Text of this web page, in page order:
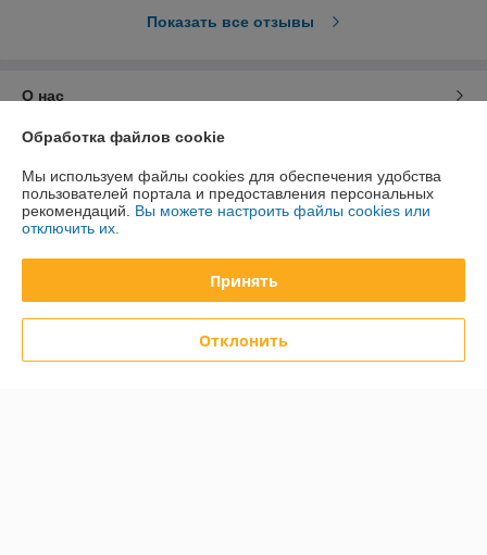
Показать все отзывы
О нас
Контакты
Доставка и оплата
Полная версия сайта
Политика обработки cookies
Обработка файлов cookie
Мы используем файлы cookies для обеспечения удобства
пользователей портала и предоставления персональных
рекомендаций. Вы можете настроить файлы cookies или
отключить их.
Принять
Отклонить